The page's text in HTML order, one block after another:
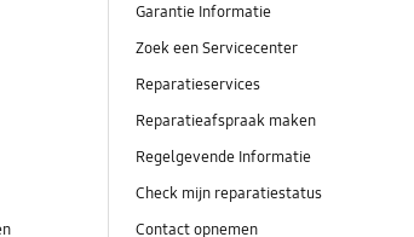
Garantie Informatie
Zoek een Servicecenter
Reparatieservices
Reparatieafspraak maken
Regelgevende Informatie
Check mijn reparatiestatus
Contact opnemen